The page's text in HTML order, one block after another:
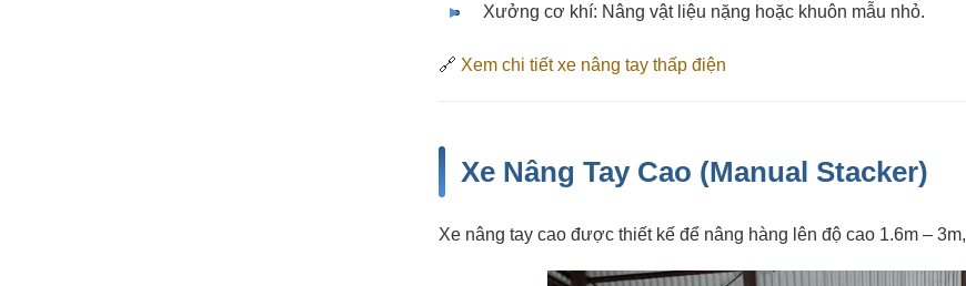
Xưởng cơ khí: Nâng vật liệu nặng hoặc khuôn mẫu nhỏ.
🔗 Xem chi tiết xe nâng tay thấp điện
Xe Nâng Tay Cao (Manual Stacker)
Xe nâng tay cao được thiết kế để nâng hàng lên độ cao 1.6m –